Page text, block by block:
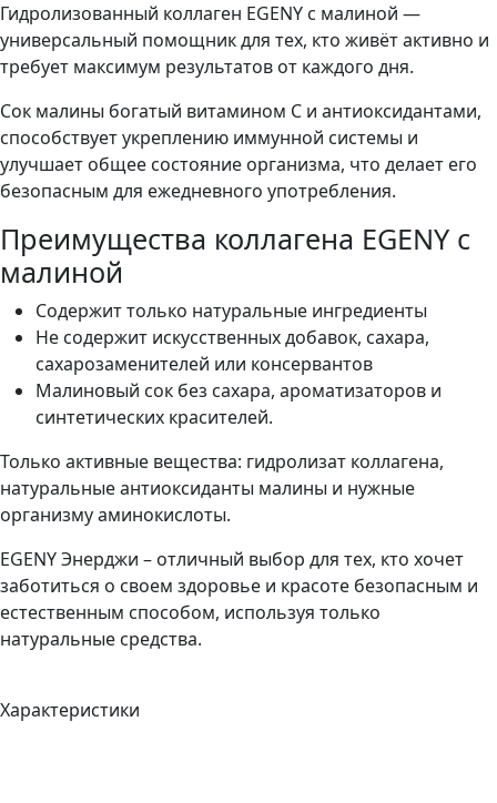
Гидролизованный коллаген EGENY с малиной —
универсальный помощник для тех, кто живёт активно и
требует максимум результатов от каждого дня.
Сок малины богатый витамином С и антиоксидантами,
способствует укреплению иммунной системы и
улучшает общее состояние организма, что делает его
безопасным для ежедневного употребления.
Преимущества коллагена EGENY с
малиной
Содержит только натуральные ингредиенты
Не содержит искусственных добавок, сахара,
сахарозаменителей или консервантов
Малиновый сок без сахара, ароматизаторов и
синтетических красителей.
Только активные вещества: гидролизат коллагена,
натуральные антиоксиданты малины и нужные
организму аминокислоты.
EGENY Энерджи – отличный выбор для тех, кто хочет
заботиться о своем здоровье и красоте безопасным и
естественным способом, используя только
натуральные средства.
Характеристики